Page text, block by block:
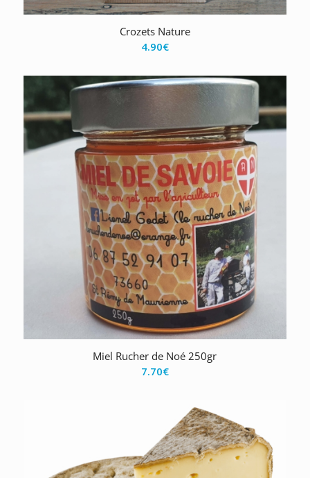
Crozets Nature
4.90€
Miel Rucher de Noé 250gr
7.70€